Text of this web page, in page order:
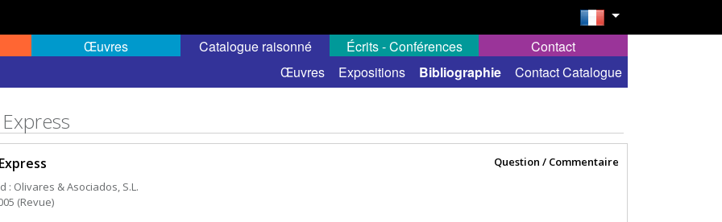
Œuvres
Catalogue raisonné
Œuvres Expositions Bibliographie Contact Catalogue
Écrits - Conférences Contact
Question / Commentaire
: Olivares & Asociados, S.L.
(Revue)